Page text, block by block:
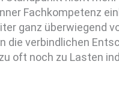
Fachkompetenz
ganz überwiegend
die verbindlichen
oft noch zu Lasten